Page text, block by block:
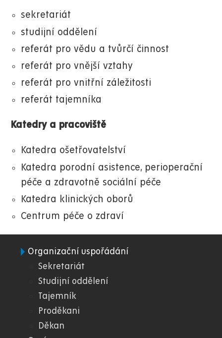
sekretariát
studijní oddělení
referát pro vědu a tvůrčí činnost
referát pro vnější vztahy
referát pro vnitřní záležitosti
referát tajemníka
Katedry a pracoviště
Katedra ošetřovatelství
Katedra porodní asistence, perioperační
péče a zdravotně sociální péče
Katedra klinických oborů
Centrum péče o zdraví
FZS
Organizační uspořádání
Sekretariát
Studijní oddělení
Tajemník
Proděkani
Děkan